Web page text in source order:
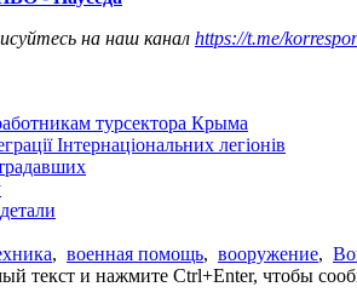
на наш канал https://t.me/
турсектора Крыма
Інтернаціональних легіонів
, военная помощь, вооружение,
текст и нажмите Ctrl+Enter, чтобы